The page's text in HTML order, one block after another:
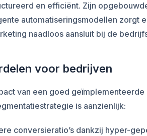
en efficiënt. Zijn
automatiseringsmodellen zorgt
naadloos aansluit bij de
voor bedrijven
van een goed
is aanzienlijk:
conversieratio’s dankzij hyper-